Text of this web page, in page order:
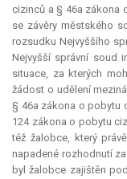
cizinců a § 46a zákona
se závěry městského
rozsudku Nejvyššího
Nejvyšší správní soud
situace, za kterých
žádost o udělení
§ 46a zákona o pobytu
124 zákona o pobytu
též žalobce, který
napadené rozhodnutí
byl žalobce zajištěn